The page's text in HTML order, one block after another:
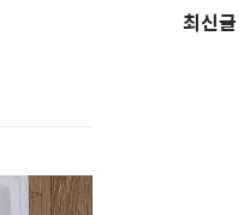
정
최신글